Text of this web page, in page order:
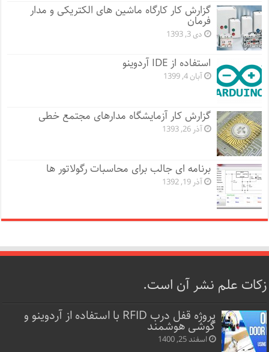
گزارش کار کارگاه ماشین های الکتریکی و مدار
فرمان
دی 3, 1393
استفاده از IDE آردوینو
آبان 4, 1399
گزارش کار آزمایشگاه مدارهای مجتمع خطی
آذر 26, 1393
برنامه ای جالب برای محاسبات رگولاتور ها
آذر 19, 1392
زکات علم نشر آن است.
پروژه قفل‌ درب RFID با استفاده از آردوینو و
گوشی هوشمند
اسفند 25, 1400